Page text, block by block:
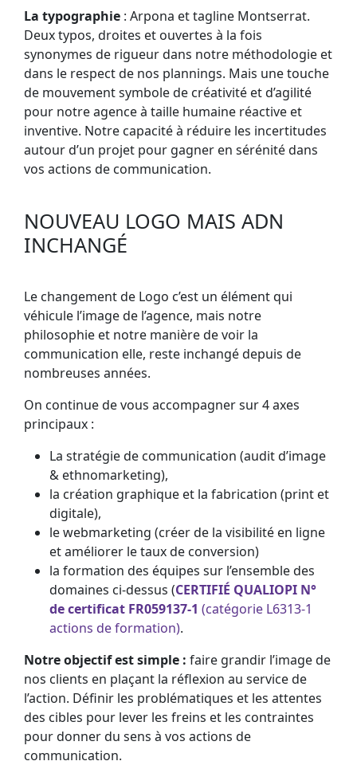
La typographie : Arpona et tagline Montserrat.
Deux typos, droites et ouvertes à la fois
synonymes de rigueur dans notre méthodologie et
dans le respect de nos plannings. Mais une touche
de mouvement symbole de créativité et d’agilité
pour notre agence à taille humaine réactive et
inventive. Notre capacité à réduire les incertitudes
autour d’un projet pour gagner en sérénité dans
vos actions de communication.
NOUVEAU LOGO MAIS ADN
INCHANGÉ
Le changement de Logo c’est un élément qui
véhicule l’image de l’agence, mais notre
philosophie et notre manière de voir la
communication elle, reste inchangé depuis de
nombreuses années.
On continue de vous accompagner sur 4 axes
principaux :
La stratégie de communication (audit d’image
& ethnomarketing),
la création graphique et la fabrication (print et
digitale),
le webmarketing (créer de la visibilité en ligne
et améliorer le taux de conversion)
la formation des équipes sur l’ensemble des
domaines ci-dessus (CERTIFIÉ QUALIOPI N°
decertificat FR059137-1 (catégorie L6313-1
actions de formation).
Notre objectif est simple : faire grandir l’image de
nos clients en plaçant la réflexion au service de
l’action. Définir les problématiques et les attentes
des cibles pour lever les freins et les contraintes
pour donner du sens à vos actions de
communication.